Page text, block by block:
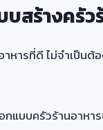
สร้างครัว
หารที่ดี ไม่จำเป็น
บบครัวร้านอาหา